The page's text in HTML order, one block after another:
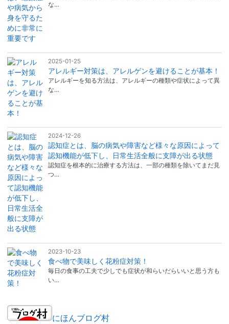
な…
2025-01-25
アレルギー対策は、アレルゲンを避けることが基本！
アレルギーを知る方法は、アレルギーの種類や症状によって異
な…
2024-12-26
認知症とは、脳の病気や障害など様々な原因によって
認知機能が低下し、日常生活全般に支障が出る状態
認知症を根本的に治療する方法は、一部の種類を除いてまだ見
つ…
2023-10-23
食べ物で美味しく花粉症対策！
毎日の食事の工夫で少しでも症状が和らいだらいいと思う方も
い…
にほんブログ村